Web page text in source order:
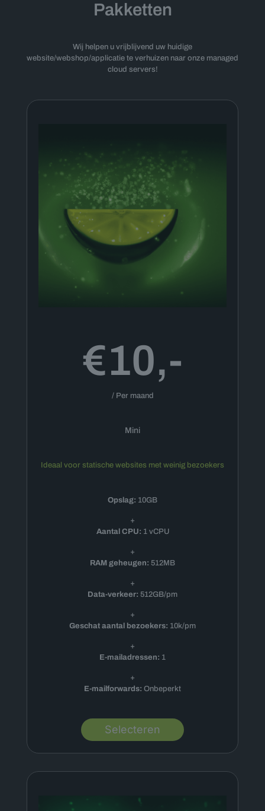
Pakketten
Wij helpen u vrijblijvend uw huidige
website/webshop/applicatie te verhuizen naar onze managed
cloud servers!
€10,-
/ Per maand
Mini
Ideaal voor statische websites met weinig bezoekers
Opslag: 10GB
+
Aantal CPU: 1 vCPU
+
RAM geheugen: 512MB
+
Data-verkeer: 512GB/pm
+
Geschat aantal bezoekers: 10k/pm
+
E-mailadressen: 1
+
E-mailforwards: Onbeperkt
Selecteren